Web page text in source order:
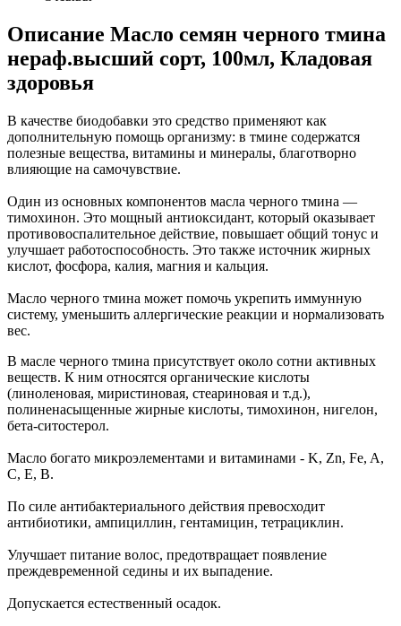
Описание Масло семян черного тмина
нераф.высший сорт, 100мл, Кладовая
здоровья
В качестве биодобавки это средство применяют как
дополнительную помощь организму: в тмине содержатся
полезные вещества, витамины и минералы, благотворно
влияющие на самочувствие.
Один из основных компонентов масла черного тмина —
тимохинон. Это мощный антиоксидант, который оказывает
противовоспалительное действие, повышает общий тонус и
улучшает работоспособность. Это также источник жирных
кислот, фосфора, калия, магния и кальция.
Масло черного тмина может помочь укрепить иммунную
систему, уменьшить аллергические реакции и нормализовать
вес.
В масле черного тмина присутствует около сотни активных
веществ. К ним относятся органические кислоты
(линоленовая, миристиновая, стеариновая и т.д.),
полиненасыщенные жирные кислоты, тимохинон, нигелон,
бета-ситостерол.
Масло богато микроэлементами и витаминами - K, Zn, Fe, A,
C, E, B.
По силе антибактериального действия превосходит
антибиотики, ампициллин, гентамицин, тетрациклин.
Улучшает питание волос, предотвращает появление
преждевременной седины и их выпадение.
Допускается естественный осадок.